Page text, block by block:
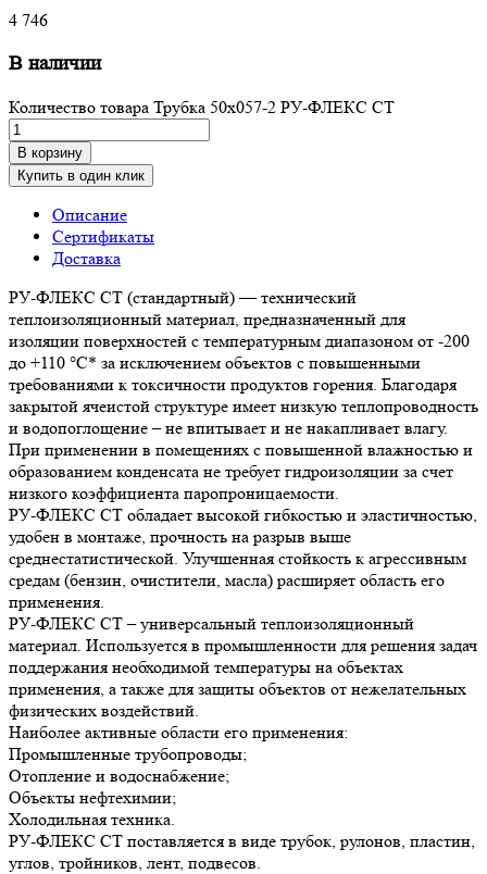
4 746
В наличии
Количество товара Трубка 50х057-2 РУ-ФЛЕКС СТ
В корзину
Купить в один клик
Описание
Сертификаты
Доставка
РУ-ФЛЕКС СТ (стандартный) — технический
теплоизоляционный материал, предназначенный для
изоляции поверхностей с температурным диапазоном от -200
до +110 °С* за исключением объектов с повышенными
требованиями к токсичности продуктов горения. Благодаря
закрытой ячеистой структуре имеет низкую теплопроводность
и водопоглощение – не впитывает и не накапливает влагу.
При применении в помещениях с повышенной влажностью и
образованием конденсата не требует гидроизоляции за счет
низкого коэффициента паропроницаемости.
РУ-ФЛЕКС СТ обладает высокой гибкостью и эластичностью,
удобен в монтаже, прочность на разрыв выше
среднестатистической. Улучшенная стойкость к агрессивным
средам (бензин, очистители, масла) расширяет область его
применения.
РУ-ФЛЕКС СТ – универсальный теплоизоляционный
материал. Используется в промышленности для решения задач
поддержания необходимой температуры на объектах
применения, а также для защиты объектов от нежелательных
физических воздействий.
Наиболее активные области его применения:
Промышленные трубопроводы;
Отопление и водоснабжение;
Объекты нефтехимии;
Холодильная техника.
РУ-ФЛЕКС СТ поставляется в виде трубок, рулонов, пластин,
углов, тройников, лент, подвесов.